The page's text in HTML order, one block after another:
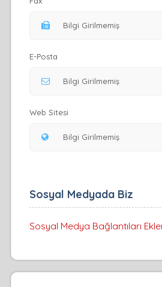
E-Posta
Web Sitesi
Sosyal Medyada Biz
Sosyal Medya Bağlantıları